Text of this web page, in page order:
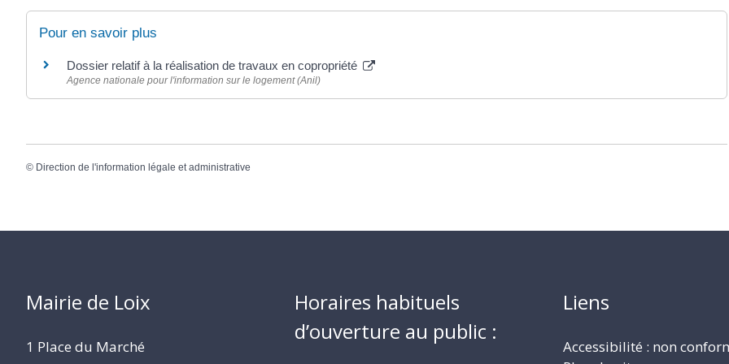
Pour en savoir plus
Dossier relatif à la réalisation de travaux en copropriété
Agence nationale pour l'information sur le logement (Anil)
© Direction de l'information légale et administrative
Mairie de Loix
1 Place du Marché
Horaires habituels
d’ouverture au public :
Liens
Accessibilité : non